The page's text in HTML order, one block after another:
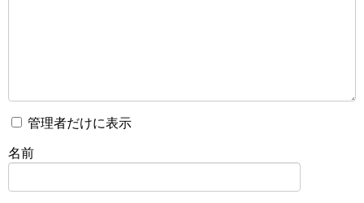
管理者だけに表示
名前